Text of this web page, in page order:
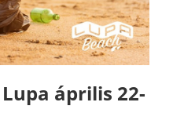
április 22-